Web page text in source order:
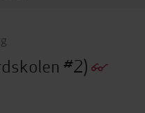
#2)